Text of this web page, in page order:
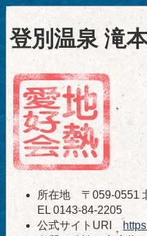
登別温泉 滝
所在地 〒059-0551
EL 0143-84-2205
公式サイトURI